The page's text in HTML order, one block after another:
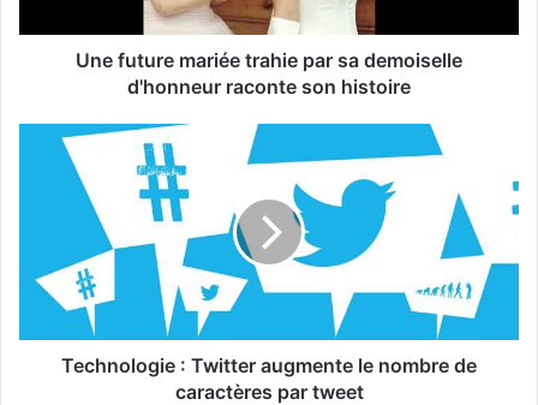
Une future mariée trahie par sa demoiselle
d'honneur raconte son histoire
Technologie : Twitter augmente le nombre de
caractères par tweet